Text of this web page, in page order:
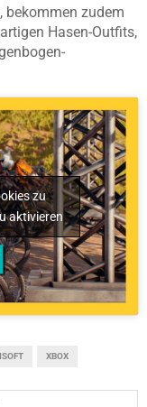
bekommen zudem
Hasen-Outfits,
zu
aktivieren
XBOX